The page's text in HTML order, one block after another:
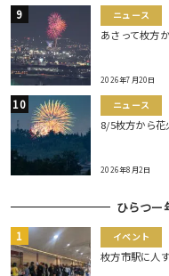
ニュース
あさって枚方
2026年7月20日
ニュース
8/5枚方から花
2026年8月2日
ひらつー
イベント
枚方市駅に人